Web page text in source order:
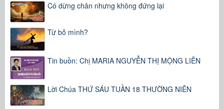
Có dừng chân nhưng không đứng lại
Từ bỏ mình?
Tin buồn: Chị MARIA NGUYỄN THỊ MỘNG LIÊN
Lời Chúa THỨ SÁU TUẦN 18 THƯỜNG NIÊN